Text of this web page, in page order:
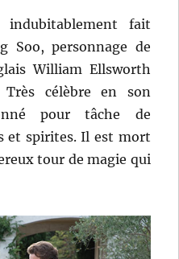
fait
Soo, personnage de
William Ellsworth
Très célèbre en son
pour tâche de
et spirites. Il est mort
tour de magie qui